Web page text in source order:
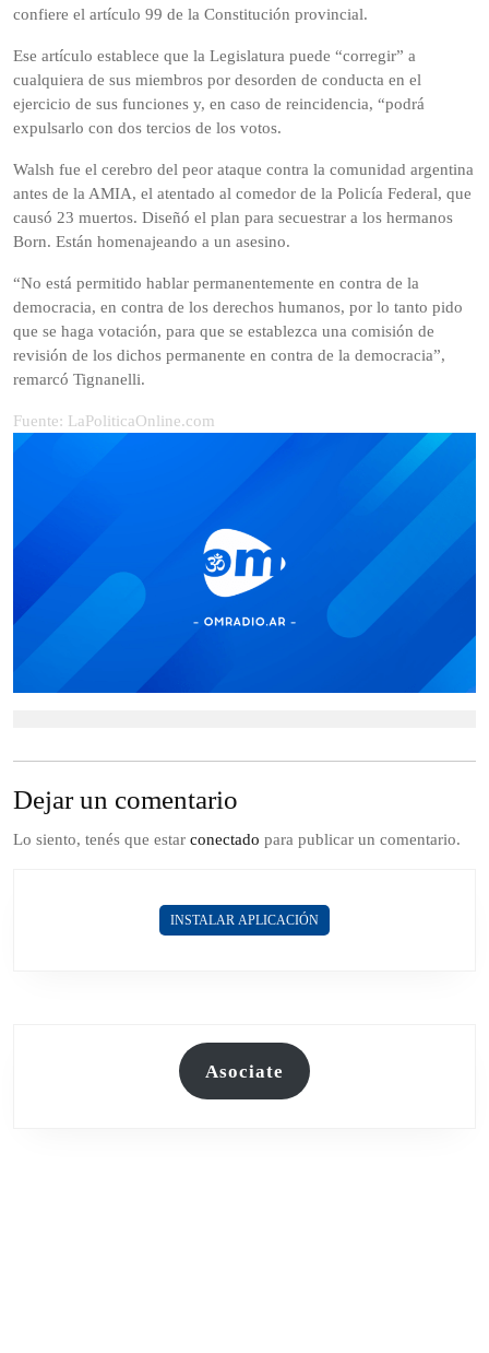
confiere el artículo 99 de la Constitución provincial.
Ese artículo establece que la Legislatura puede “corregir” a
cualquiera de sus miembros por desorden de conducta en el
ejercicio de sus funciones y, en caso de reincidencia, “podrá
expulsarlo con dos tercios de los votos.
Walsh fue el cerebro del peor ataque contra la comunidad argentina
antes de la AMIA, el atentado al comedor de la Policía Federal, que
causó 23 muertos. Diseñó el plan para secuestrar a los hermanos
Born. Están homenajeando a un asesino.
“No está permitido hablar permanentemente en contra de la
democracia, en contra de los derechos humanos, por lo tanto pido
que se haga votación, para que se establezca una comisión de
revisión de los dichos permanente en contra de la democracia”,
remarcó Tignanelli.
Fuente: LaPoliticaOnline.com
Dejar un comentario
Lo siento, tenés que estar conectado para publicar un comentario.
INSTALAR APLICACIÓN
Asociate